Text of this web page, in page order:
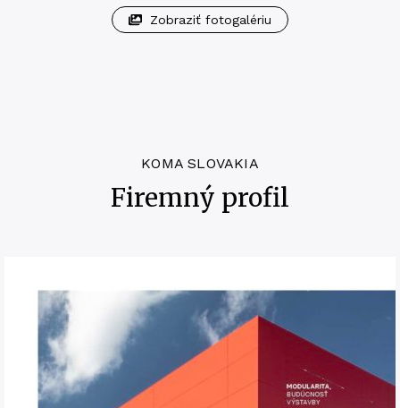
Zobraziť fotogalériu
KOMA SLOVAKIA
Firemný profil